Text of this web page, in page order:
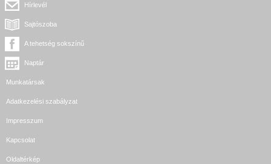
Hírlevél
Sajtószoba
A tehetség sokszínű
Naptár
Munkatársak
Adatkezelési szabályzat
Impresszum
Kapcsolat
Oldaltérkép